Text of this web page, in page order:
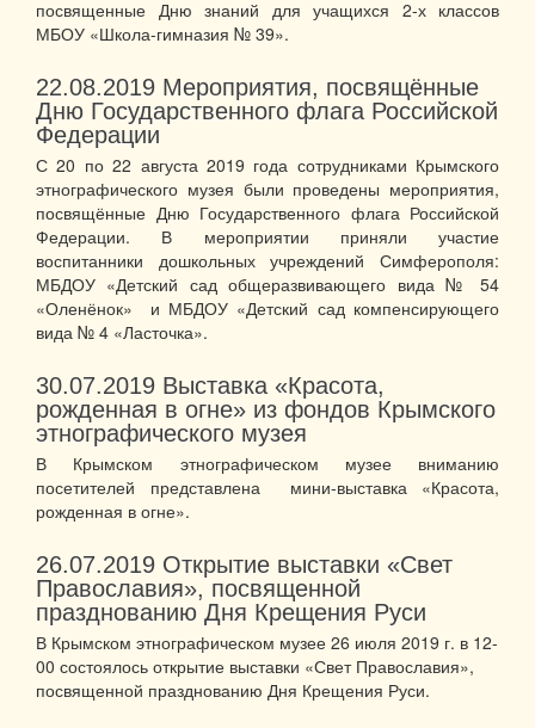
посвященные Дню знаний для учащихся 2-х классов
МБОУ «Школа-гимназия № 39».
22.08.2019 Мероприятия, посвящённые
Дню Государственного флага Российской
Федерации
С 20 по 22 августа 2019 года сотрудниками Крымского
этнографического музея были проведены мероприятия,
посвящённые Дню Государственного флага Российской
Федерации. В мероприятии приняли участие
воспитанники дошкольных учреждений Симферополя:
МБДОУ «Детский сад общеразвивающего вида № 54
«Оленёнок» и МБДОУ «Детский сад компенсирующего
вида № 4 «Ласточка».
30.07.2019 Выставка «Красота,
рожденная в огне» из фондов Крымского
этнографического музея
В Крымском этнографическом музее вниманию
посетителей представлена мини-выставка «Красота,
рожденная в огне».
26.07.2019 Открытие выставки «Свет
Православия», посвященной
празднованию Дня Крещения Руси
В Крымском этнографическом музее 26 июля 2019 г. в 12-
00 состоялось открытие выставки «Свет Православия»,
посвященной празднованию Дня Крещения Руси.